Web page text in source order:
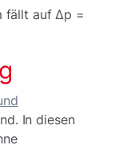
fällt auf Δp =
In diesen